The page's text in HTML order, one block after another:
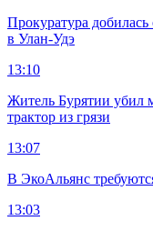
Прокуратура добилась
в Улан-Удэ
13:10
Житель Бурятии убил
трактор из грязи
13:07
В ЭкоАльянс
13:03